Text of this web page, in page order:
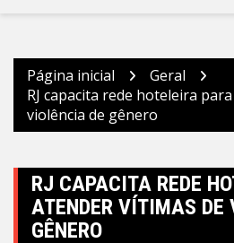
Página inicial
Geral
RJ capacita rede hoteleira
violência de gênero
RJ CAPACITA REDE
ATENDER VÍTIMAS DE
GÊNERO